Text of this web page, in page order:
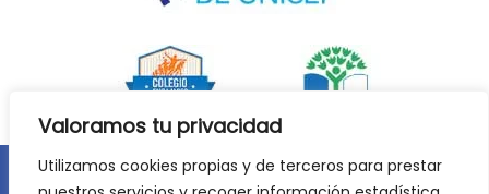
Valoramos tu privacidad
Utilizamos cookies propias y de terceros para prestar